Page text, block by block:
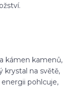
kámen kamenů,
krystal na světě,
pohlcuje,